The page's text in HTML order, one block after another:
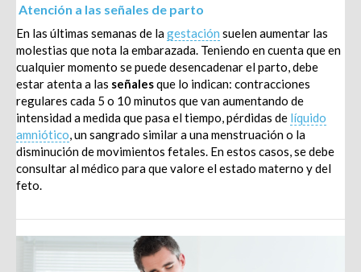
Atención a las señales de parto
En las últimas semanas de lagestación suelen aumentar las
molestias que nota la embarazada. Teniendo en cuenta que en
cualquier momento se puede desencadenar el parto, debe
estar atenta a las señalesque lo indican: contracciones
regulares cada 5 o 10 minutos que van aumentando de
intensidad a medida que pasa el tiempo, pérdidas de líquido
amniótico, un sangrado similar a una menstruación o la
disminución de movimientos fetales. En estos casos, se debe
consultar al médico para que valore el estado materno y del
feto.